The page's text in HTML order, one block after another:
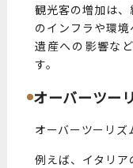
観光客の増加は
のインフラや環
遺産への影響な
す。
オーバーツー
オーバーツーリズ
例えば、イタリ